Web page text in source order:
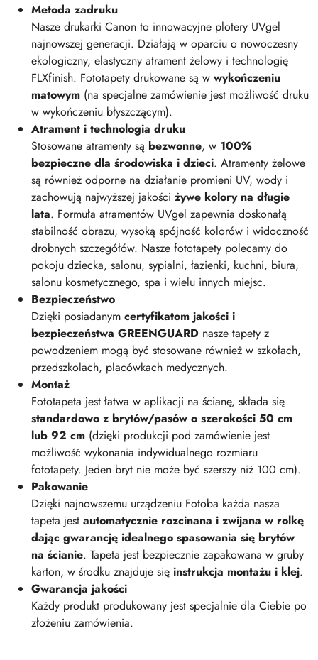
Metoda zadruku
Nasze drukarki Canon to innowacyjne plotery UVgel
najnowszej generacji. Działają w oparciu o nowoczesny
ekologiczny, elastyczny atrament żelowy i technologię
FLXfinish. Fototapety drukowane są w wykończeniu
matowym (na specjalne zamówienie jest możliwość druku
w wykończeniu błyszczącym).
Atrament i technologia druku
Stosowane atramenty są bezwonne, w 100%
bezpieczne dla środowiska i dzieci. Atramenty żelowe
są również odporne na działanie promieni UV, wody i
zachowują najwyższej jakości żywe kolory na długie
lata. Formuła atramentów UVgel zapewnia doskonałą
stabilność obrazu, wysoką spójność kolorów i widoczność
drobnych szczegółów. Nasze fototapety polecamy do
pokoju dziecka, salonu, sypialni, łazienki, kuchni, biura,
salonu kosmetycznego, spa i wielu innych miejsc.
Bezpieczeństwo
Dzięki posiadanym certyfikatom jakości i
bezpieczeństwa GREENGUARD nasze tapety z
powodzeniem mogą być stosowane również w szkołach,
przedszkolach, placówkach medycznych.
Montaż
Fototapeta jest łatwa w aplikacji na ścianę, składa się
standardowo z brytów/pasów o szerokości 50 cm
lub 92 cm (dzięki produkcji pod zamówienie jest
możliwość wykonania indywidualnego rozmiaru
fototapety. Jeden bryt nie może być szerszy niż 100 cm).
Pakowanie
Dzięki najnowszemu urządzeniu Fotoba każda nasza
tapeta jest automatycznie rozcinana i zwijana w rolkę
dając gwarancję idealnego spasowania się brytów
na ścianie. Tapeta jest bezpiecznie zapakowana w gruby
karton, w środku znajduje się instrukcja montażu i klej.
Gwarancja jakości
Każdy produkt produkowany jest specjalnie dla Ciebie po
złożeniu zamówienia.